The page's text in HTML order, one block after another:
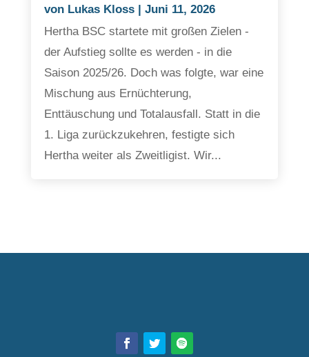
von Lukas Kloss| Juni 11, 2026
Hertha BSC startete mit großen Zielen -
der Aufstieg sollte es werden - in die
Saison 2025/26. Doch was folgte, war eine
Mischung aus Ernüchterung,
Enttäuschung und Totalausfall. Statt in die
1. Liga zurückzukehren, festigte sich
Hertha weiter als Zweitligist. Wir...